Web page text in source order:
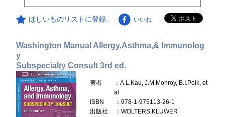
ほしいものリストに登録 いいね
Washington Manual Allergy,Asthma,& Immunolog
y
Subspecialty Consult 3rd ed.
著者
：A.L.Kau, J.M.Monroy, B.I.Polk, et
al
ISBN
：978-1-975113-26-1
出版社
：WOLTERS KLUWER